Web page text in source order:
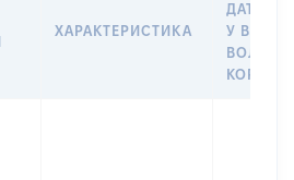
ХАРАКТЕРИСТИКА
ДАТУ
У